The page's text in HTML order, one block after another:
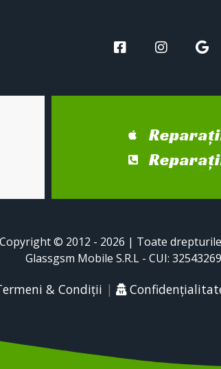
Copyright © 2012 - 2026 | Toate
Glassgsm Mobile S.R.L - CUI: 32543269
& Condiții | Confidențialitate